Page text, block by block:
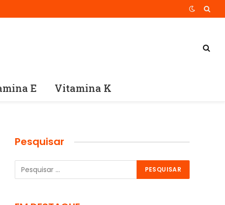
E Vitamina K
Pesquisar